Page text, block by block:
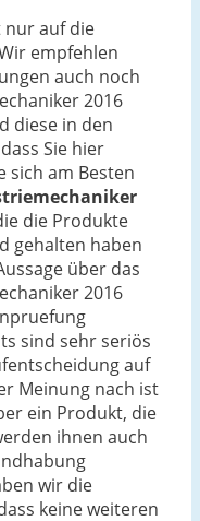
nur auf die
empfehlen
auch noch
2016
diese in den
Sie hier
sich am Besten
die Produkte
gehalten haben
über das
2016
sind sehr seriös
auf
Meinung nach ist
ein Produkt, die
ihnen auch
wir die
keine weiteren